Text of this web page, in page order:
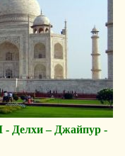
Делхи – Джайпур -